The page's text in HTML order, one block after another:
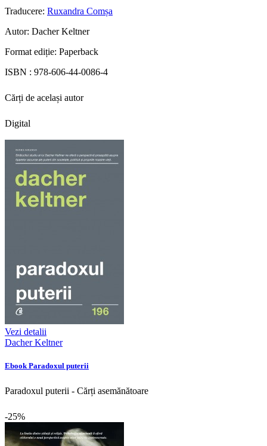
Traducere: Ruxandra Comșa
Autor: Dacher Keltner
Format ediție: Paperback
ISBN : 978-606-44-0086-4
Cărți de același autor
Digital
Vezi detalii
Dacher Keltner
Ebook Paradoxul puterii
Paradoxul puterii - Cărți asemănătoare
-25%